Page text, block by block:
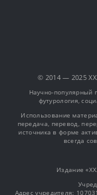
© 2014 — 2025
Научно-популярный
футурология,
Использование
передача, перевод,
источника в форме
всегда
Издание
Адрес учредителя: